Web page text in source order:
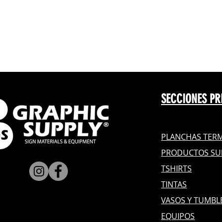
SECCIONES
PLANCHAS
PRODUCTOS
TSHIRTS
TINTAS
VASOS Y
EQUIPOS